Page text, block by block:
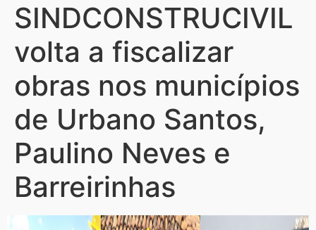
SINDCONSTRUCIVIL
volta a fiscalizar
obras nos municípios
de Urbano Santos,
Paulino Neves e
Barreirinhas